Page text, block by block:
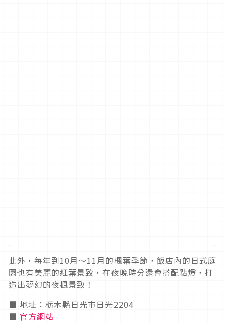
此外，每年到10月～11月的楓葉季節，飯店內的日式庭
園也有美麗的紅葉景致，在夜晚時分還會搭配點燈，打
造出夢幻的夜楓景致！
■ 地址：栃木縣日光市日光2204
■ 官方網站